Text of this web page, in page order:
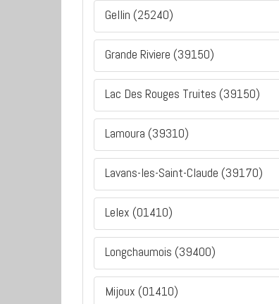
Gellin (25240)
Grande Riviere (39150)
Lac Des Rouges Truites (39150)
Lamoura (39310)
Lavans-les-Saint-Claude (39170)
Lelex (01410)
Longchaumois (39400)
Mijoux (01410)